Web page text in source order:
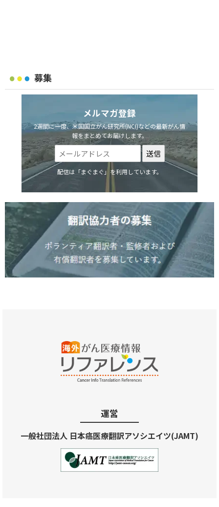
募集
メルマガ登録
2週間に一度、米国国立がん研究所(NCI)などの最新がん情
報をまとめてお届けします。
配信は「まぐまぐ」を利用しています。
運営
一般社団法人 日本癌医療翻訳アソシエイツ(JAMT)